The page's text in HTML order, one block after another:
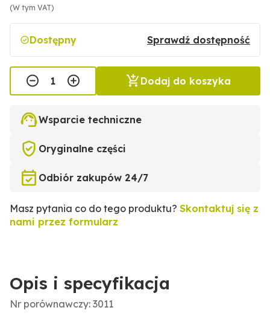
(W tym VAT)
Dostępny Sprawdź dostępność
Dodaj do koszyka
Wsparcie techniczne
Oryginalne części
Odbiór zakupów 24/7
Masz pytania co do tego produktu? Skontaktuj się z
nami przez formularz
Opis i specyfikacja
Nr porównawczy: 3011